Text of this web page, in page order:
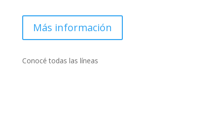
Más información
Conocé todas las líneas